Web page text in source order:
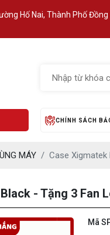
Hố Nai, Thành Phố
CHÍNH SÁCH
MÁY Case Xigmatek
- Tặng 3 Fan
Mã